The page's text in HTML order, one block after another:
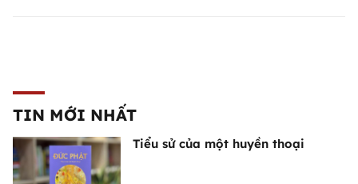
TIN MỚI NHẤT
Tiểu sử của một huyền thoại